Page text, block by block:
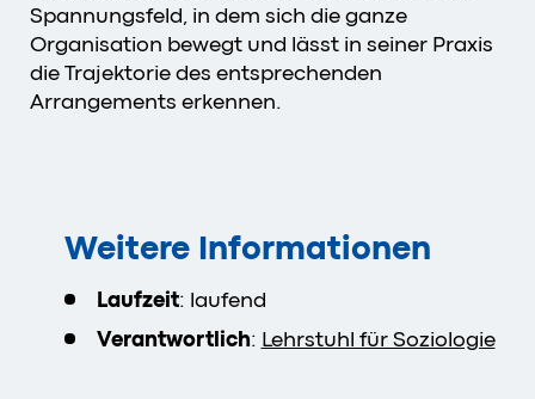
Spannungsfeld, in dem sich die ganze
Organisation bewegt und lässt in seiner Praxis
die Trajektorie des entsprechenden
Arrangements erkennen.
Weitere Informationen
Laufzeit: laufend
Verantwortlich: Lehrstuhl für Soziologie